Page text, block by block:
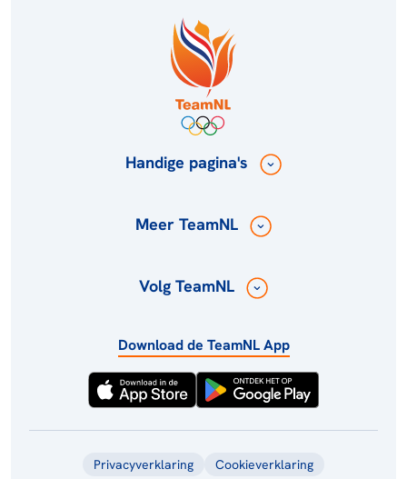
Handige pagina's
Meer TeamNL
Volg TeamNL
Download de TeamNL App
Privacyverklaring Cookieverklaring